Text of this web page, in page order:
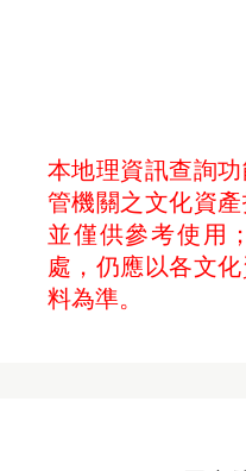
本地理資訊查詢
管機關之文化資
並僅供參考使用
處，仍應以各文
料為準。